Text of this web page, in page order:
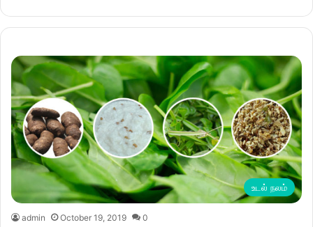
உடல் நலம்
admin October 19, 2019 0